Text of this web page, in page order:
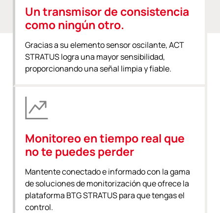
Un transmisor de consistencia
como ningún otro.
Gracias a su elemento sensor oscilante, ACT
STRATUS logra una mayor sensibilidad,
proporcionando una señal limpia y fiable.
Monitoreo en tiempo real que
no te puedes perder
Mantente conectado e informado con la gama
de soluciones de monitorización que ofrece la
plataforma BTG STRATUS para que tengas el
control.